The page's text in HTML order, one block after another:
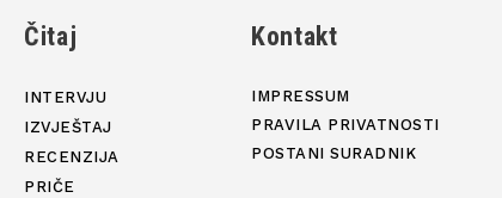
Čitaj
INTERVJU
IZVJEŠTAJ
RECENZIJA
PRIČE
Kontakt
IMPRESSUM
PRAVILA PRIVATNOSTI
POSTANI SURADNIK